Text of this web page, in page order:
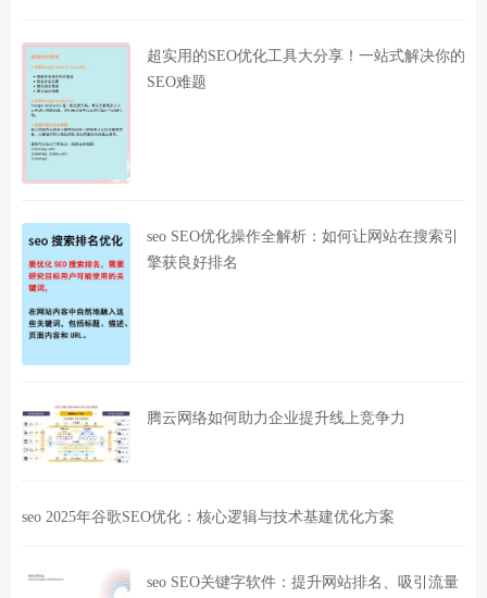
超实用的SEO优化工具大分享！一站式解决你的
SEO难题
seo SEO优化操作全解析：如何让网站在搜索引
擎获良好排名
腾云网络如何助力企业提升线上竞争力
seo 2025年谷歌SEO优化：核心逻辑与技术基建优化方案
seo SEO关键字软件：提升网站排名、吸引流量